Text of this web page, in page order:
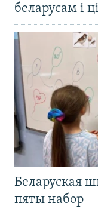
беларусам і
Беларуская
пяты набор